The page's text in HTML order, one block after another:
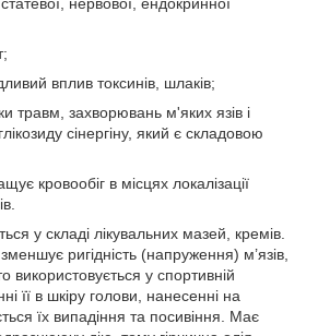
вплив токсинів, шлаків;
травм, захворювань м'яких язів і
сінергіну, який є складовою
кровообіг в місцях локалізації
у складі лікувальних мазей, кремів.
ригідність (напруження) м’язів,
використовується у спортивній
її в шкіру голови, нанесенні на
їх випадіння та посивіння. Має